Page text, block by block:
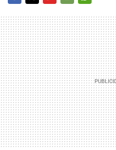
MAIL